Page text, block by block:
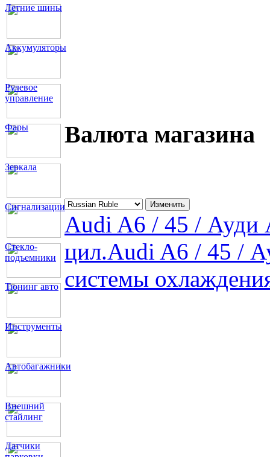
Летние шины
Аккумуляторы
Рулевое
управление
Фары
Зеркала
Сигнализации
Стекло-
подъемники
Тюнинг авто
Инструменты
Автобагажники
Внешний
стайлинг
Датчики
Валюта магазина
Audi A6 / 45 / Ауди
цил.Audi A6 / 45 /
системы